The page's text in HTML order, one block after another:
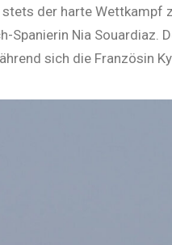
der harte Wettkampf
Spanierin Nia Souardiaz.
sich die Französin